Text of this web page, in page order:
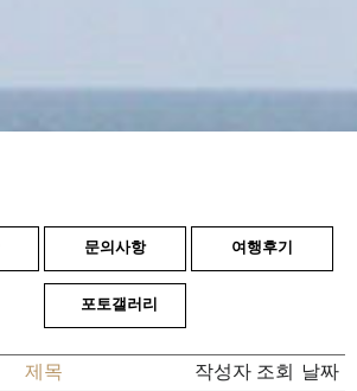
문의사항 여행후기
포토갤러리
제목 작성자 조회 날짜